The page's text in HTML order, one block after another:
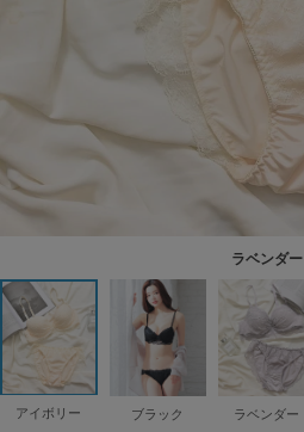
ラベンダー
アイボリー ブラック ラベンダー